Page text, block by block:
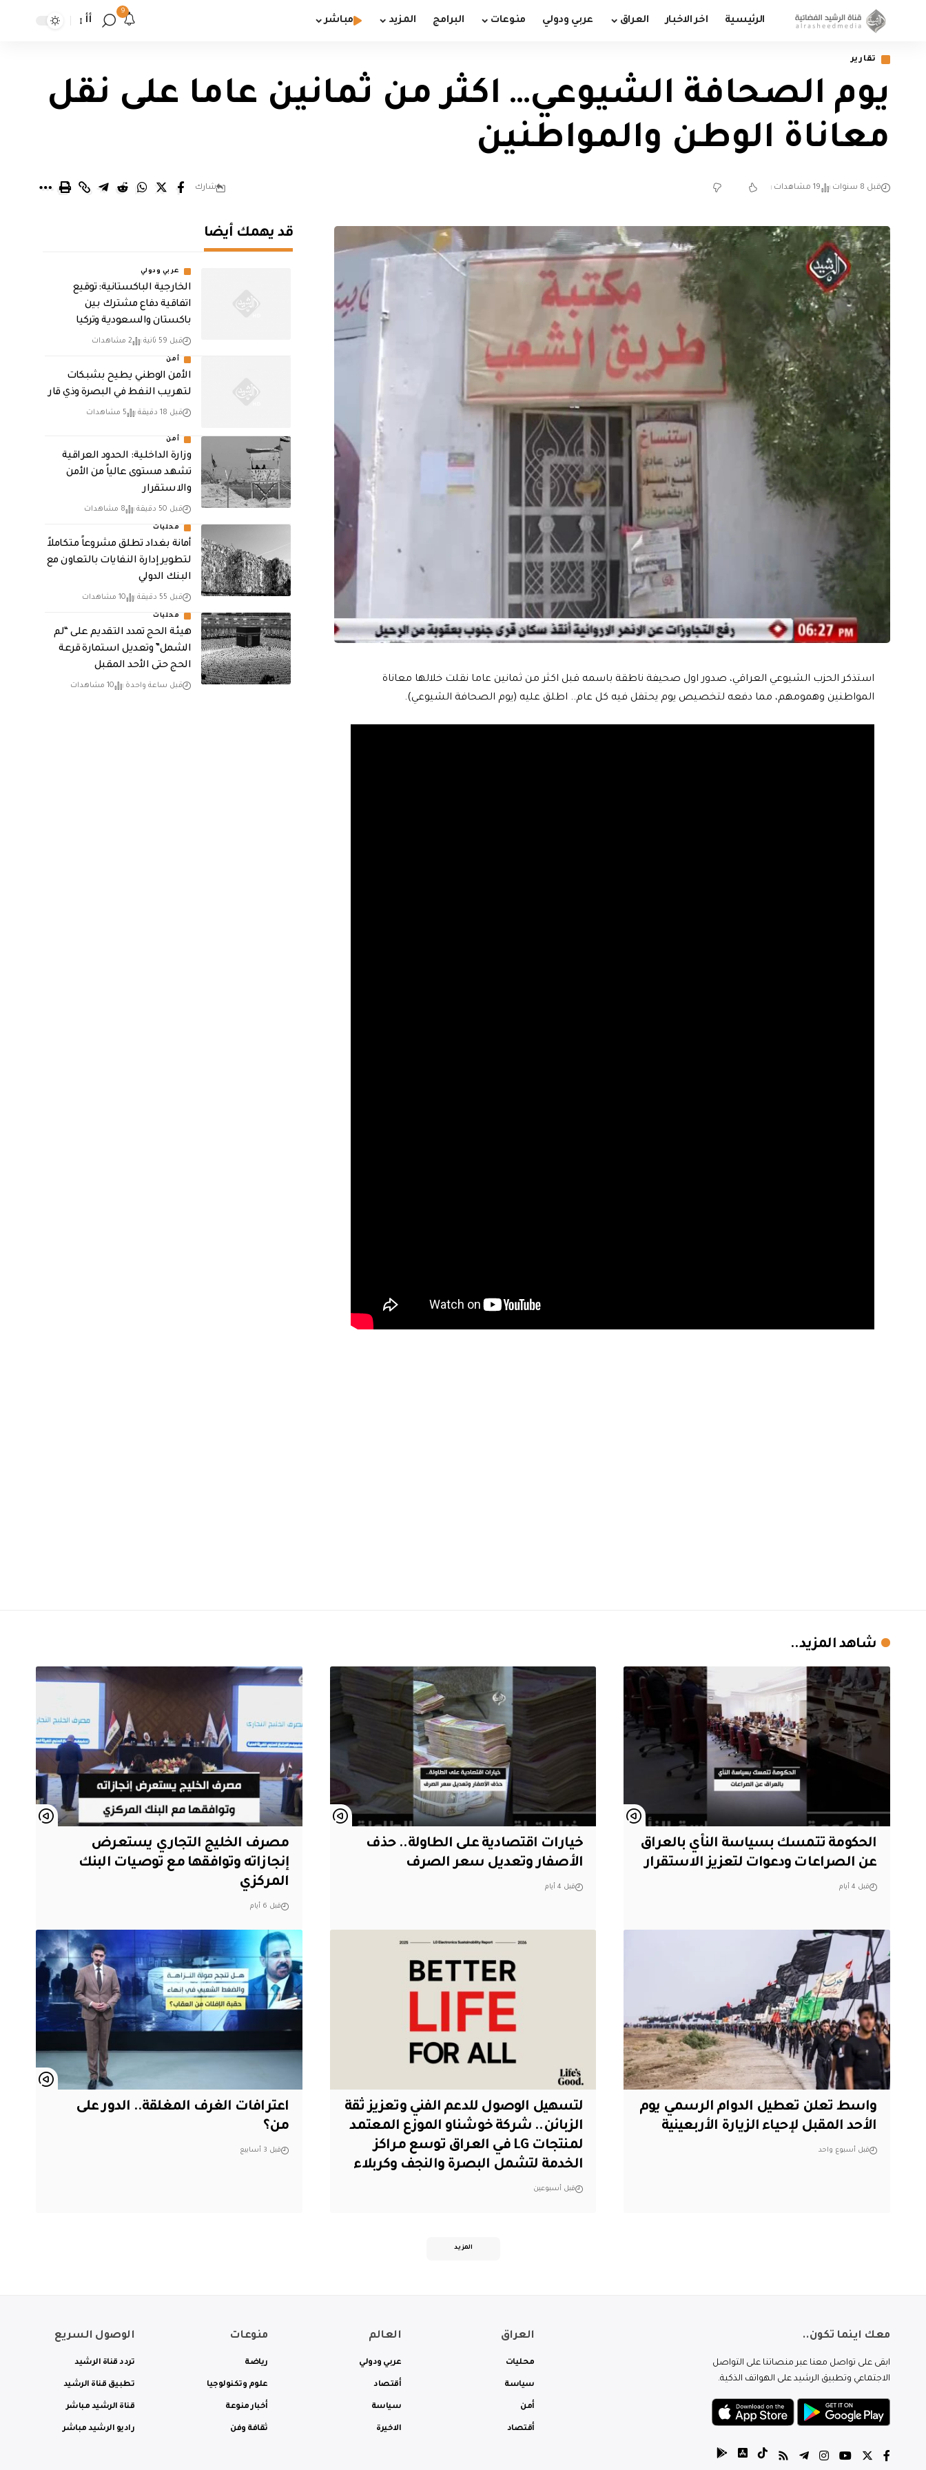
الرئيسية اخر الاخبار العراق عربي ودولي منوعات البرامج المزيد مباشر
9
أأ
تقارير
يوم الصحافة الشيوعي… اكثر من ثمانين عاما على نقل
معاناة الوطن والمواطنين
قبل 8 سنوات 19 مشاهدات شارك
استذكر الحزب الشيوعي العراقي، صدور اول صحيفة ناطقة باسمه قبل اكثر من ثمانين عاما نقلت خلالها معاناة
المواطنين وهمومهم، مما دفعه لتخصيص يوم يحتفل فيه كل عام.. اطلق عليه (يوم الصحافة الشيوعي).
قد يهمك أيضا
عربي ودولي
الخارجية الباكستانية: توقيع
اتفاقية دفاع مشترك بين
باكستان والسعودية وتركيا
قبل 59 ثانية 2 مشاهدات
أمن
الأمن الوطني يطيح بشبكات
لتهريب النفط في البصرة وذي قار
قبل 18 دقيقة 5 مشاهدات
أمن
وزارة الداخلية: الحدود العراقية
تشهد مستوى عالياً من الأمن
والاستقرار
قبل 50 دقيقة 8 مشاهدات
محليات
أمانة بغداد تطلق مشروعاً متكاملاً
لتطوير إدارة النفايات بالتعاون مع
البنك الدولي
قبل 55 دقيقة 10 مشاهدات
محليات
هيئة الحج تمدد التقديم على “لم
الشمل” وتعديل استمارة قرعة
الحج حتى الأحد المقبل
قبل ساعة واحدة 10 مشاهدات
شاهد المزيد..
الحكومة تتمسك بسياسة النأي بالعراق
عن الصراعات ودعوات لتعزيز الاستقرار
قبل 4 أيام
خيارات اقتصادية على الطاولة.. حذف
الأصفار وتعديل سعر الصرف
قبل 4 أيام
مصرف الخليج التجاري يستعرض
إنجازاته وتوافقها مع توصيات البنك
المركزي
قبل 6 أيام
واسط تعلن تعطيل الدوام الرسمي يوم
الأحد المقبل لإحياء الزيارة الأربعينية
قبل أسبوع واحد
لتسهيل الوصول للدعم الفني وتعزيز ثقة
الزبائن.. شركة خوشناو الموزع المعتمد
لمنتجات LG في العراق توسع مراكز
الخدمة لتشمل البصرة والنجف وكربلاء
قبل أسبوعين
اعترافات الغرف المغلقة.. الدور على
من؟
قبل 3 أسابيع
المزيد
معك اينما تكون..
ابقى على تواصل معنا عبر منصاتنا على التواصل
الاجتماعي وتطبيق الرشيد على الهواتف الذكية.
العراق
محليات
سياسة
أمن
أقتصاد
العالم
عربي ودولي
أقتصاد
سياسة
الاخيرة
منوعات
رياضة
علوم وتكنولوجيا
أخبار منوعة
ثقافة وفن
الوصول السريع
تردد قناة الرشيد
تطبيق قناة الرشيد
قناة الرشيد مباشر
راديو الرشيد مباشر